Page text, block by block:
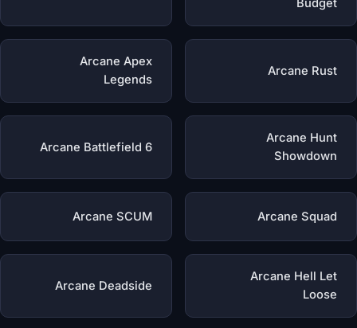
Budget
Arcane Rust
Arcane Apex
Legends
Arcane Hunt
Showdown
Arcane Battlefield 6
Arcane Squad
Arcane SCUM
Arcane Hell Let
Loose
Arcane Deadside